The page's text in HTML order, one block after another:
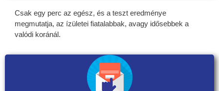
Csak egy perc az egész, és a teszt eredménye
megmutatja, az ízületei fiatalabbak, avagy idősebbek a
valódi koránál.